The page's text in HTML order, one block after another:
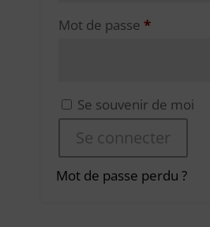
Mot de passe *Obligatoire
Se souvenir de moi
Se connecter
Mot de passe perdu ?